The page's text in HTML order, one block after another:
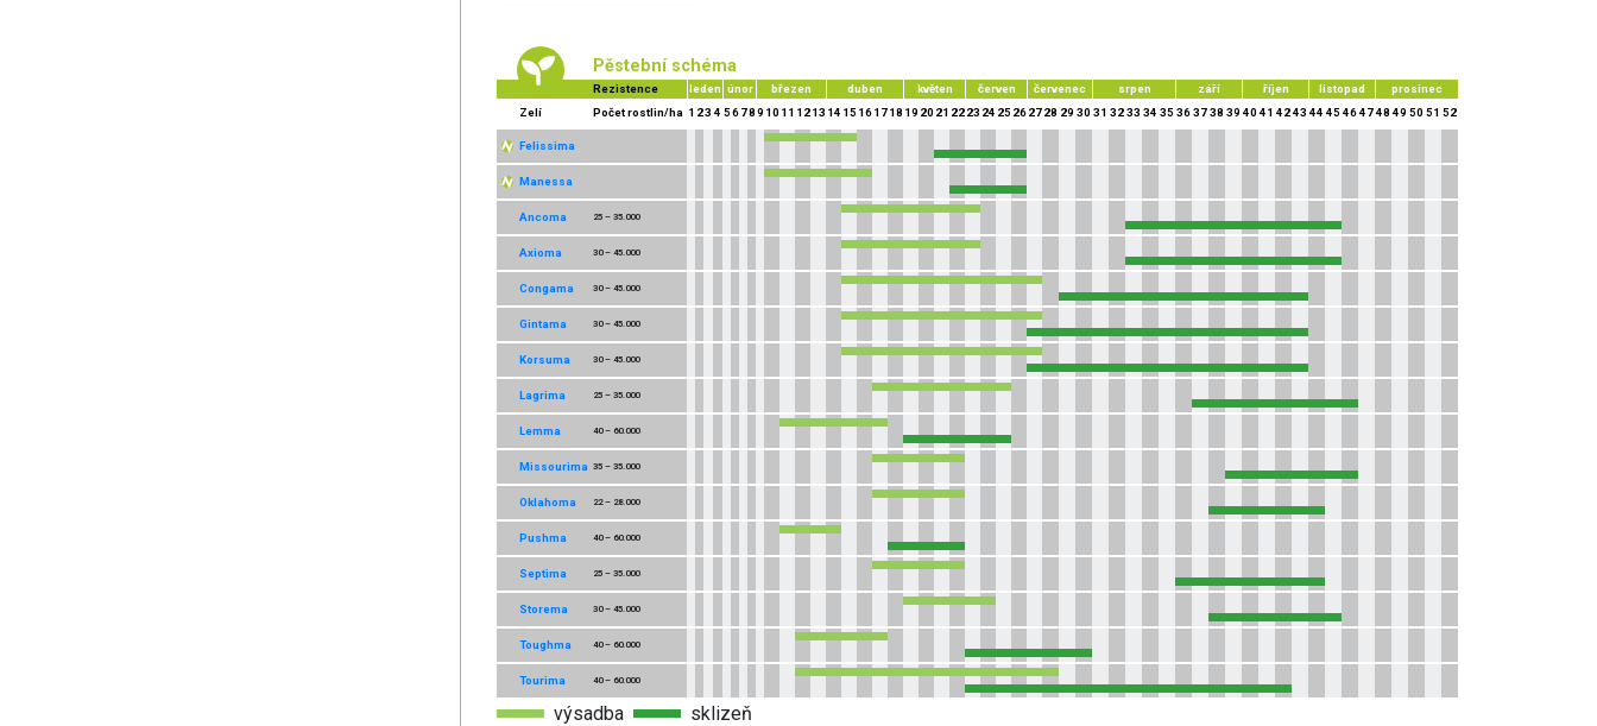
Pěstební schéma
Rezistence leden únor březen duben květen červen červenec srpen září říjen listopad
prosinec
Zelí
Počet rostlin/ha 1 23 4 56789 10 11 1213 14 15 161718 19 20 21 2223 24 25 262728 29 30 31 3233 34 35 363738 39 40 41 4243 44 45 464748 49 50 51 52
Felissima
Manessa
Ancoma 25 – 35.000
Axioma 30 – 45.000
Congama 30 – 45.000
Gintama 30 – 45.000
Korsuma 30 – 45.000
Lagrima 25 – 35.000
Lemma 40 – 60.000
Missourima 35 – 35.000
Oklahoma 22 – 28.000
Pushma 40 – 60.000
Septima 25 – 35.000
Storema 30 – 45.000
Toughma 40 – 60.000
Tourima 40 – 60.000
výsadba sklizeň